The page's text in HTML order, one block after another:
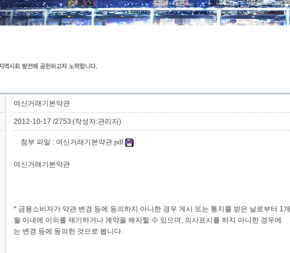
여신거래기본약관
2012-10-17 /2753 (작성자:관리자)
첨부 파일 : 여신거래기본약관.pdf
여신거래기본약관
* 금융소비자가 약관 변경 등에 동의하지 아니한 경우 게시 또는 통지를 받은 날로부터 1개
월 이내에 이의를 제기하거나 계약을 해지할 수 있으며, 의사표시를 하지 아니한 경우에
는 변경 등에 동의한 것으로 봅니다.